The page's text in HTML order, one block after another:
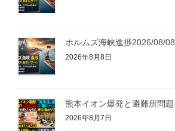
ホルムズ海峡進捗2026/08/08
2026年8月8日
熊本イオン爆発と避難所問題
2026年8月7日